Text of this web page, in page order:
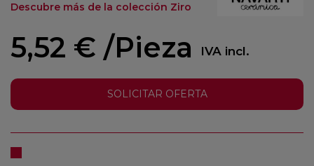
Descubre más de la colección Ziro
5,52 € /Pieza IVA incl.
SOLICITAR OFERTA